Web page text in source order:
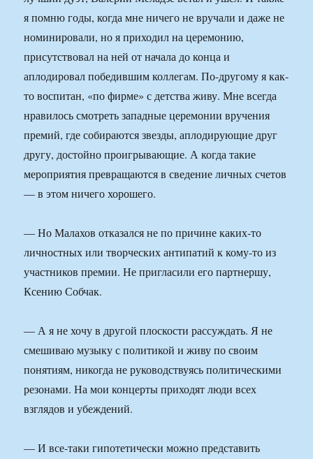
я помню годы, когда мне ничего не вручали и даже не
номинировали, но я приходил на церемонию,
присутствовал на ней от начала до конца и
аплодировал победившим коллегам. По-другому я как-
то воспитан, «по фирме» с детства живу. Мне всегда
нравилось смотреть западные церемонии вручения
премий, где собираются звезды, аплодирующие друг
другу, достойно проигрывающие. А когда такие
мероприятия превращаются в сведение личных счетов
— в этом ничего хорошего.
— Но Малахов отказался не по причине каких-то
личностных или творческих антипатий к кому-то из
участников премии. Не пригласили его партнершу,
Ксению Собчак.
— А я не хочу в другой плоскости рассуждать. Я не
смешиваю музыку с политикой и живу по своим
понятиям, никогда не руководствуясь политическими
резонами. На мои концерты приходят люди всех
взглядов и убеждений.
— И все-таки гипотетически можно представить